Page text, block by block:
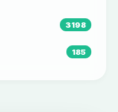
3198
185